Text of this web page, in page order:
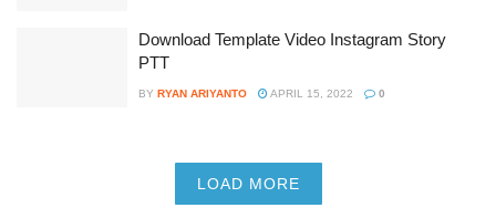
Download Template Video Instagram Story
PTT
BY RYAN ARIYANTO APRIL 15, 2022 0
LOAD MORE